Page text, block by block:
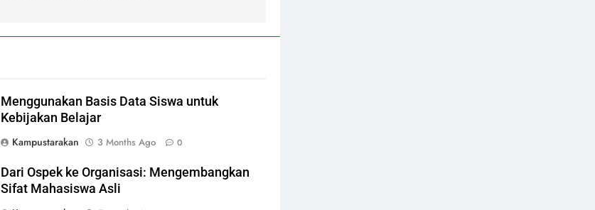
Menggunakan Basis Data Siswa untuk
Kebijakan Belajar
Kampustarakan
3 Months Ago 0
Dari Ospek ke Organisasi: Mengembangkan
Sifat Mahasiswa Asli